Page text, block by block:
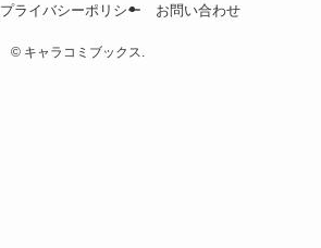
プライバシーポリシー お問い合わせ
©キャラコミブックス.